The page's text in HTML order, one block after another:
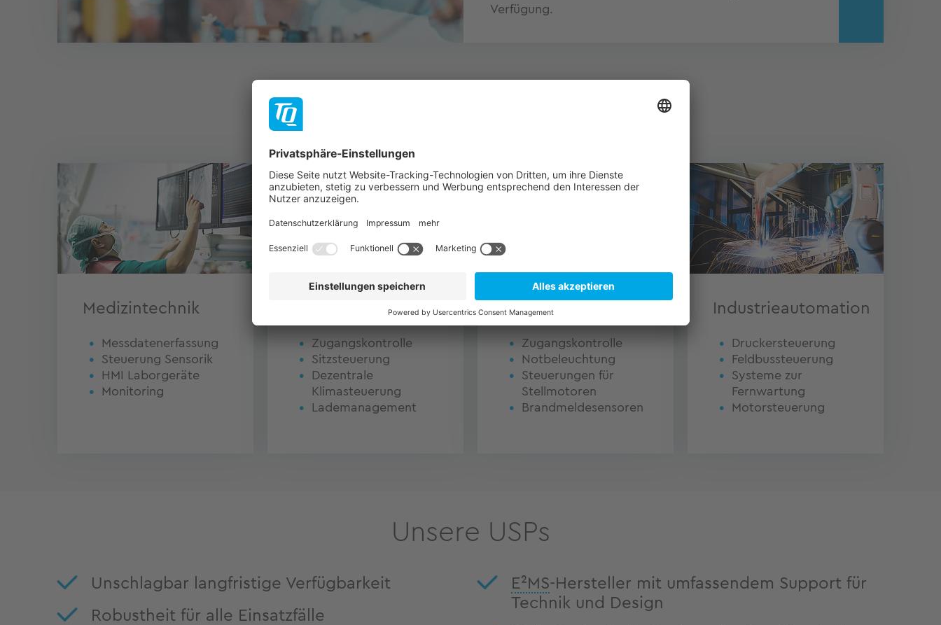
Verfügung.
Medizintechnik
Messdatenerfassung
Steuerung Sensorik
HMI Laborgeräte
Monitoring
Zugangskontrolle
Sitzsteuerung
Dezentrale
Klimasteuerung
Lademanagement
Gebäudeautomation
Zugangskontrolle
Notbeleuchtung
Steuerungen für
Stellmotoren
Brandmeldesensoren
Industrieautomation
Druckersteuerung
Feldbussteuerung
Systeme zur
Fernwartung
Motorsteuerung
Unsere USPs
Unschlagbar langfristige Verfügbarkeit
Robustheit für alle Einsatzfälle
E²MS-Hersteller mit umfassendem Support für
Technik und Design